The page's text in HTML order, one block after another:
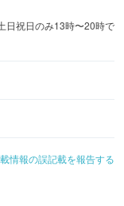
日祝日のみ13時〜20時で
情報の誤記載を報告する